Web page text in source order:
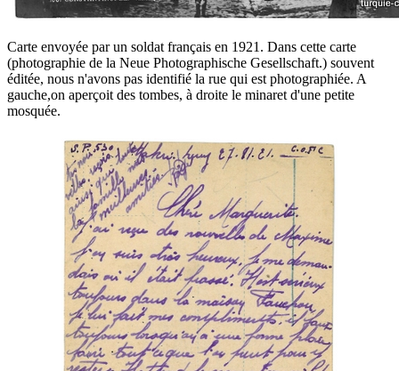
Carte envoyée par un soldat français en 1921. Dans cette carte
(photographie de la Neue Photographische Gesellschaft.) souvent
éditée, nous n'avons pas identifié la rue qui est photographiée. A
gauche,on aperçoit des tombes, à droite le minaret d'une petite
mosquée.